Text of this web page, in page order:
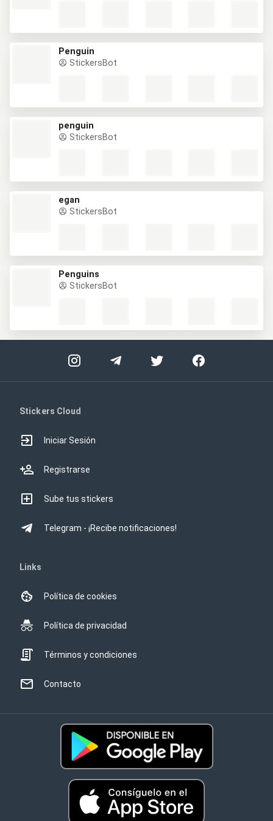
Penguin
StickersBot
penguin
StickersBot
egan
StickersBot
Penguins
StickersBot
Stickers Cloud
Iniciar Sesión
Registrarse
Sube tus stickers
Telegram - ¡Recibe notificaciones!
Links
Política de cookies
Política de privacidad
Términos y condiciones
Contacto